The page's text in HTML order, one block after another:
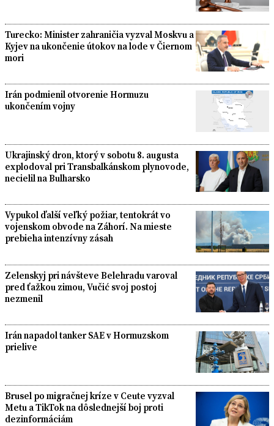
Turecko: Minister zahraničia vyzval Moskvu a
Kyjev na ukončenie útokov na lode v Čiernom
mori
Irán podmienil otvorenie Hormuzu
ukončením vojny
Ukrajinský dron, ktorý v sobotu 8. augusta
explodoval pri Transbalkánskom plynovode,
necielil na Bulharsko
Vypukol ďalší veľký požiar, tentokrát vo
vojenskom obvode na Záhorí. Na mieste
prebieha intenzívny zásah
Zelenskyj pri návšteve Belehradu varoval
pred ťažkou zimou, Vučić svoj postoj
nezmenil
Irán napadol tanker SAE v Hormuzskom
prielive
Brusel po migračnej kríze v Ceute vyzval
Metu a TikTok na dôslednejší boj proti
dezinformáciám